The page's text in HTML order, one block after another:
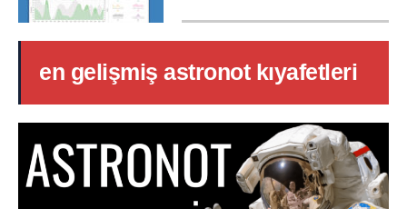
en gelişmiş astronot kıyafetleri